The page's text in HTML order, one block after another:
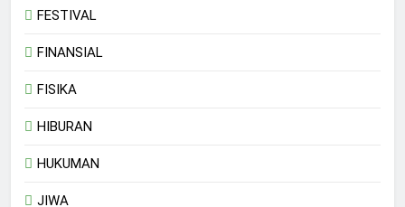
FESTIVAL
FINANSIAL
FISIKA
HIBURAN
HUKUMAN
JIWA